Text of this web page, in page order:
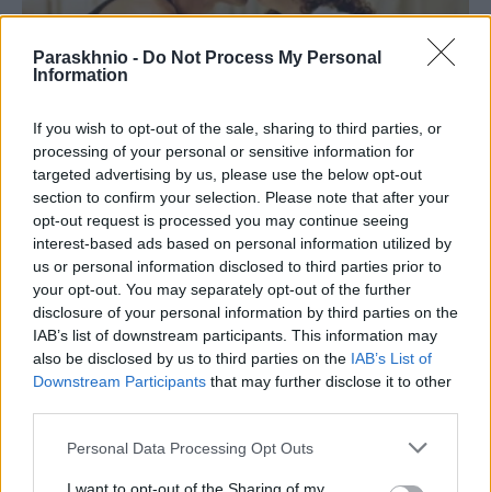
Paraskhnio - Do Not Process My Personal
Information
If you wish to opt-out of the sale, sharing to third parties, or
processing of your personal or sensitive information for
targeted advertising by us, please use the below opt-out
section to confirm your selection. Please note that after your
opt-out request is processed you may continue seeing
interest-based ads based on personal information utilized by
us or personal information disclosed to third parties prior to
your opt-out. You may separately opt-out of the further
disclosure of your personal information by third parties on the
IAB’s list of downstream participants. This information may
also be disclosed by us to third parties on the IAB’s List of
Downstream Participants that may further disclose it to other
Please note that this website/app uses one or more Google
Personal Data Processing Opt Outs
ΠΑΡΆΞΕΝΑ
Cosmic green flag: Η Αφροδίτη στον Ζυγό φέρνει τύχη
σε αυτά τα 4 ζώδια
ΑΝΑΡΤΗΘΗΚΕ ΑΠΟ ΣΤΈΛΛΑ ΛΊΤΑΙΝΑ 6 ΑΥΓΟΎΣΤΟΥ 2026